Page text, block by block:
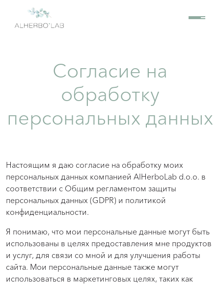
Согласие на
обработку
персональных данных
Настоящим я даю согласие на обработку моих
персональных данных компанией AlHerboLab d.o.o. в
соответствии с Общим регламентом защиты
персональных данных (GDPR) и политикой
конфиденциальности.
Я понимаю, что мои персональные данные могут быть
использованы в целях предоставления мне продуктов
и услуг, для связи со мной и для улучшения работы
сайта. Мои персональные данные также могут
использоваться в маркетинговых целях, таких как